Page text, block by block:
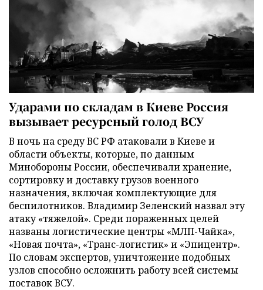
Ударами по складам в Киеве Россия
вызывает ресурсный голод ВСУ
В ночь на среду ВС РФ атаковали в Киеве и
области объекты, которые, по данным
Минобороны России, обеспечивали хранение,
сортировку и доставку грузов военного
назначения, включая комплектующие для
беспилотников. Владимир Зеленский назвал эту
атаку «тяжелой». Среди пораженных целей
названы логистические центры «МЛП-Чайка»,
«Новая почта», «Транс-логистик» и «Эпицентр».
По словам экспертов, уничтожение подобных
узлов способно осложнить работу всей системы
поставок ВСУ.